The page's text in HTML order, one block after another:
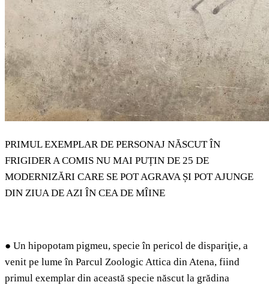
PRIMUL EXEMPLAR DE PERSONAJ NĂSCUT ÎN
FRIGIDER A COMIS NU MAI PUȚIN DE 25 DE
MODERNIZĂRI CARE SE POT AGRAVA ȘI POT AJUNGE
DIN ZIUA DE AZI ÎN CEA DE MÎINE
● Un hipopotam pigmeu, specie în pericol de dispariţie, a
venit pe lume în Parcul Zoologic Attica din Atena, fiind
primul exemplar din această specie născut la grădina